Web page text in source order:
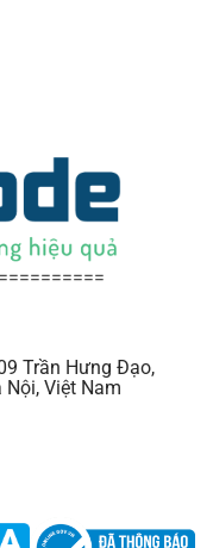
Trần Hưng Đạo,
Việt Nam